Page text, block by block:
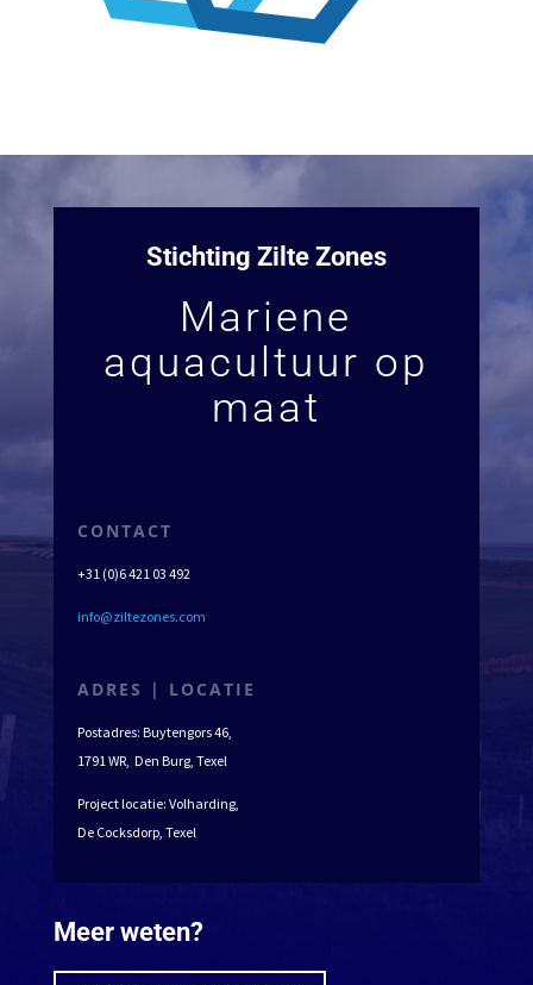
Stichting Zilte Zones
Mariene
aquacultuur op
maat
CONTACT
+31 (0)6 421 03 492
info@ziltezones.com
ADRES | LOCATIE
Postadres: Buytengors 46,
1791 WR, Den Burg, Texel
Project locatie: Volharding,
De Cocksdorp, Texel
Meer weten?